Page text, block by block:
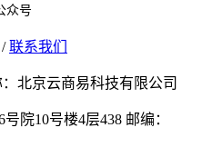
众号
/ 联系我们
北京云商易科技有限公司
院10号楼4层438 邮编：